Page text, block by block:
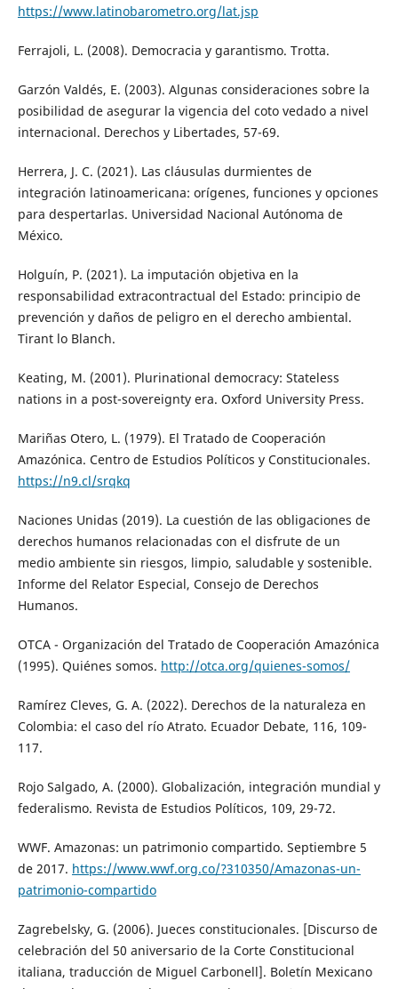
https://www.latinobarometro.org/lat.jsp
Ferrajoli, L. (2008). Democracia y garantismo. Trotta.
Garzón Valdés, E. (2003). Algunas consideraciones sobre la
posibilidad de asegurar la vigencia del coto vedado a nivel
internacional. Derechos y Libertades, 57-69.
Herrera, J. C. (2021). Las cláusulas durmientes de
integración latinoamericana: orígenes, funciones y opciones
para despertarlas. Universidad Nacional Autónoma de
México.
Holguín, P. (2021). La imputación objetiva en la
responsabilidad extracontractual del Estado: principio de
prevención y daños de peligro en el derecho ambiental.
Tirant lo Blanch.
Keating, M. (2001). Plurinational democracy: Stateless
nations in a post-sovereignty era. Oxford University Press.
Mariñas Otero, L. (1979). El Tratado de Cooperación
Amazónica. Centro de Estudios Políticos y Constitucionales.
https://n9.cl/srqkq
Naciones Unidas (2019). La cuestión de las obligaciones de
derechos humanos relacionadas con el disfrute de un
medio ambiente sin riesgos, limpio, saludable y sostenible.
Informe del Relator Especial, Consejo de Derechos
Humanos.
OTCA - Organización del Tratado de Cooperación Amazónica
(1995). Quiénes somos. http://otca.org/quienes-somos/
Ramírez Cleves, G. A. (2022). Derechos de la naturaleza en
Colombia: el caso del río Atrato. Ecuador Debate, 116, 109-
117.
Rojo Salgado, A. (2000). Globalización, integración mundial y
federalismo. Revista de Estudios Políticos, 109, 29-72.
WWF. Amazonas: un patrimonio compartido. Septiembre 5
de 2017. https://www.wwf.org.co/?310350/Amazonas-un-
patrimonio-compartido
Zagrebelsky, G. (2006). Jueces constitucionales. [Discurso de
celebración del 50 aniversario de la Corte Constitucional
italiana, traducción de Miguel Carbonell]. Boletín Mexicano